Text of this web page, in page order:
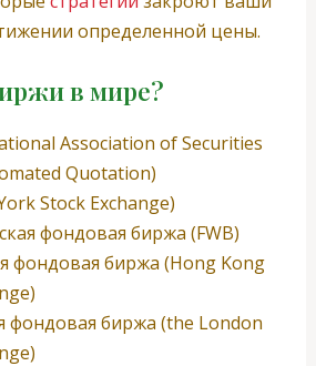
определенной цены.
в мире?
Association of Securities
Quotation)
Stock Exchange)
фондовая биржа (FWB)
фондовая биржа (Hong Kong
фондовая биржа (the London